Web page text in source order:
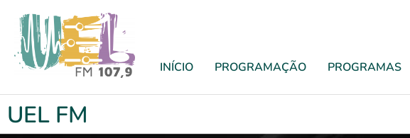
INÍCIO PROGRAMAÇÃO PROGRAMAS
UEL FM